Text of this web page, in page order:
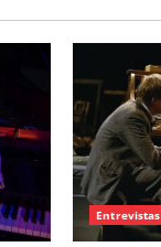
Entrevistas